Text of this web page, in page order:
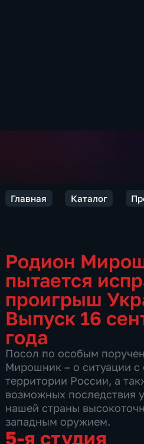
Главная Каталог
Родион
пытается
проигрыш
Выпуск 16
года
Посол по особым
Мирошник – о ситуации
территории России, а
возможных последствия
нашей страны
западным оружием.
5-я студия